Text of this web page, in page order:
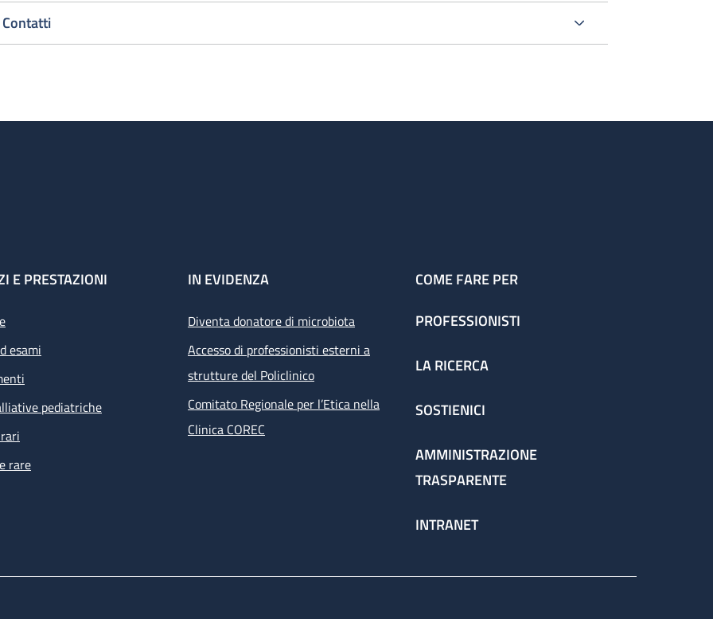
Contatti
E PRESTAZIONI
esami
pediatriche
rare
IN EVIDENZA
Diventa donatore di microbiota
Accesso di professionisti esterni a
strutture del Policlinico
Comitato Regionale per l’Etica nella
Clinica COREC
COME FARE PER
PROFESSIONISTI
LA RICERCA
SOSTIENICI
AMMINISTRAZIONE
TRASPARENTE
INTRANET